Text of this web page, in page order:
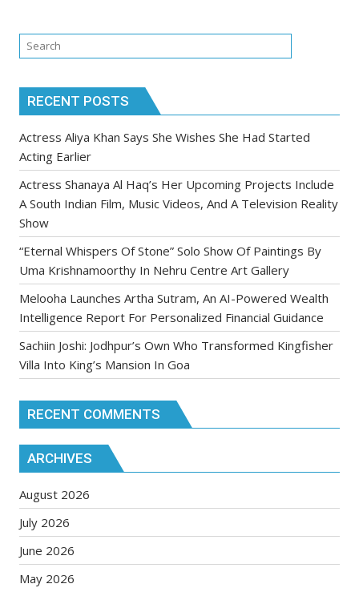
RECENT POSTS
Actress Aliya Khan Says She Wishes She Had Started
Acting Earlier
Actress Shanaya Al Haq’s Her Upcoming Projects Include
A South Indian Film, Music Videos, And A Television Reality
Show
“Eternal Whispers Of Stone” Solo Show Of Paintings By
Uma Krishnamoorthy In Nehru Centre Art Gallery
Melooha Launches Artha Sutram, An AI-Powered Wealth
Intelligence Report For Personalized Financial Guidance
Sachiin Joshi: Jodhpur’s Own Who Transformed Kingfisher
Villa Into King’s Mansion In Goa
RECENT COMMENTS
ARCHIVES
August 2026
July 2026
June 2026
May 2026